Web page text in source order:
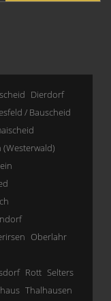
Dierdorf
/ Bauscheid
Oberlahr
Rott Selters
Thalhausen